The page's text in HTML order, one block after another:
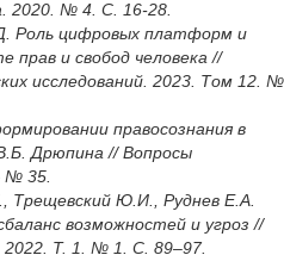
2020. № 4. С. 16-28.
Роль цифровых платформ и
прав и свобод человека //
исследований. 2023. Том 12. №
правосознания в
Дрюпина // Вопросы
№ 35.
Трещевский Ю.И., Руднев Е.А.
возможностей и угроз //
2022. Т. 1. № 1. С. 89–97.